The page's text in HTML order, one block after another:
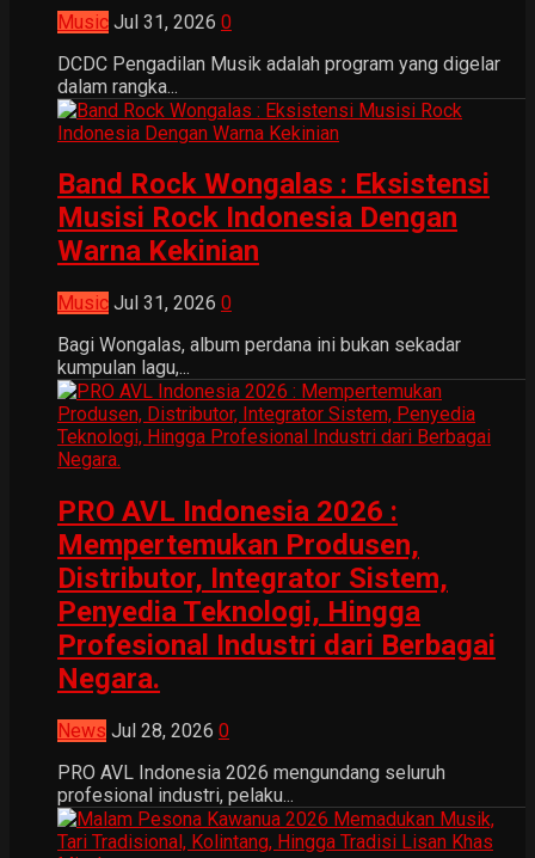
Music Jul 31, 2026 0
DCDC Pengadilan Musik adalah program yang digelar
dalam rangka...
Band Rock Wongalas : Eksistensi
Musisi Rock Indonesia Dengan
Warna Kekinian
Music Jul 31, 2026 0
Bagi Wongalas, album perdana ini bukan sekadar
kumpulan lagu,...
PRO AVL Indonesia 2026 :
Mempertemukan Produsen,
Distributor, Integrator Sistem,
Penyedia Teknologi, Hingga
Profesional Industri dari Berbagai
Negara.
News Jul 28, 2026 0
PRO AVL Indonesia 2026 mengundang seluruh
profesional industri, pelaku...